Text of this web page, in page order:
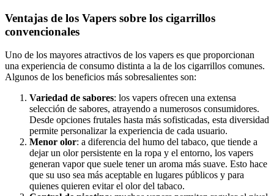
Ventajas de los Vapers sobre los cigarrillos
convencionales
Uno de los mayores atractivos de los vapers es que proporcionan
una experiencia de consumo distinta a la de los cigarrillos comunes.
Algunos de los beneficios más sobresalientes son:
Variedad de sabores: los vapers ofrecen una extensa
selección de sabores, atrayendo a numerosos consumidores.
Desde opciones frutales hasta más sofisticadas, esta diversidad
permite personalizar la experiencia de cada usuario.
Menor olor: a diferencia del humo del tabaco, que tiende a
dejar un olor persistente en la ropa y el entorno, los vapers
generan vapor que suele tener un aroma más suave. Esto hace
que su uso sea más aceptable en lugares públicos y para
quienes quieren evitar el olor del tabaco.